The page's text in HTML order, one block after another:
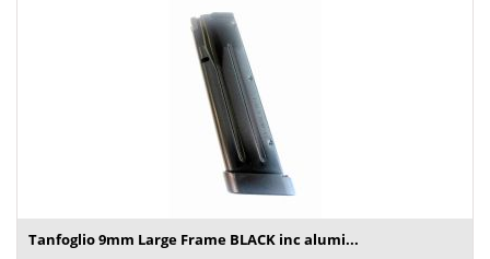
Tanfoglio 9mm Large Frame BLACK inc alumi...